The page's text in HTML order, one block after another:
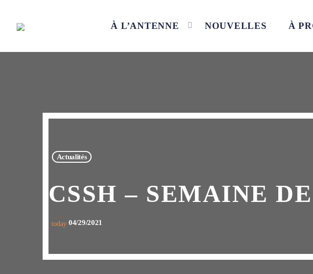
À L’ANTENNE NOUVELLES À
Actualités
CSSH – SEMAINE
today 04/29/2021